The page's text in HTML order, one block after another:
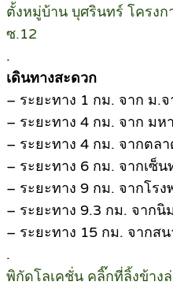
ตั้งหมู่บ้าน บุศรินทร์ โครง
ซ.12
.
เดินทางสะดวก
– ระยะทาง 1 กม. จาก ม.
– ระยะทาง 4 กม. จาก มห
– ระยะทาง 4 กม. จากตล
– ระยะทาง 6 กม. จากเซ็น
– ระยะทาง 9 กม. จากโรง
– ระยะทาง 9.3 กม. จากนิ
– ระยะทาง 15 กม. จากส
.
พิกัดโลเคชั่น คลิ๊กที่ลิ้งข้าง